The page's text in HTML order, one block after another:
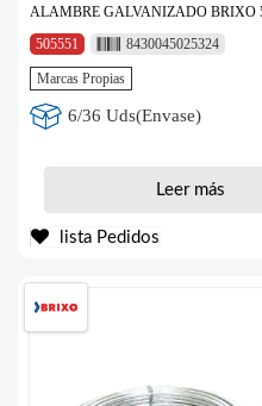
ALAMBRE GALVANIZADO BRIXO
505551
8430045025324
Marcas Propias
6/36 Uds(Envase)
Leer más
lista Pedidos